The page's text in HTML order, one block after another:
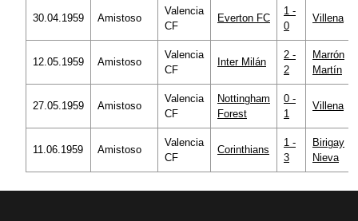
30.04.1959 Amistoso
Valencia
CF
Everton FC
1 -
0
Villena
12.05.1959 Amistoso
Valencia
CF
Inter Milán
2 -
2
Marrón
Martín
27.05.1959 Amistoso
Valencia
CF
Nottingham
Forest
0 -
1
Villena
11.06.1959 Amistoso
Valencia
CF
Corinthians
1 -
3
Birigay
Nieva